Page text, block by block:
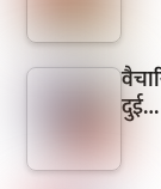
दुई…